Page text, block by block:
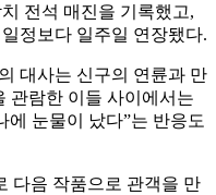
전석 매진을 기록했고,
정보다 일주일 연장됐다.
대사는 신구의 연륜과 만
관람한 이들 사이에서는
에 눈물이 났다”는 반응도
다음 작품으로 관객을 만